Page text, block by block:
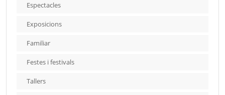
Espectacles
Exposicions
Familiar
Festes i festivals
Tallers